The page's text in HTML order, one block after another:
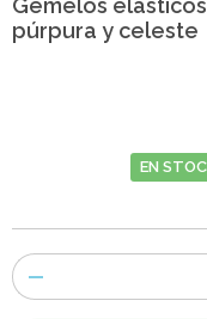
Gemelos
púrpura y celeste
EN
Número
de